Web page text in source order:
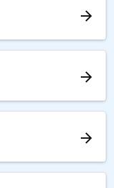
arrow_forward
arrow_forward
arrow_forward